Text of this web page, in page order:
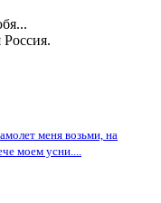
меня возьми, на
моем усни....